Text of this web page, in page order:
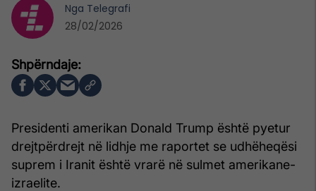
Presidenti amerikan Donald Trump është pyetur
drejtpërdrejt në lidhje me raportet se udhëheqësi
suprem i Iranit është vrarë në sulmet amerikane-
izraelite.
Nga Telegrafi
28/02/2026